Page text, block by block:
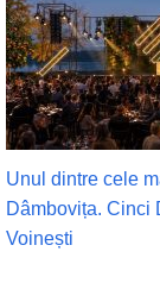
Unul dintre cele
Dâmbovița. Cinci
Voinești